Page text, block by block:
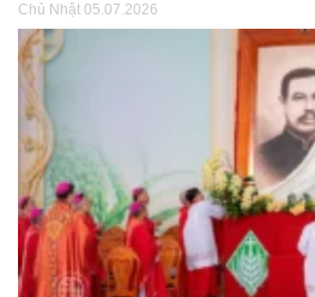
Chủ Nhật 05.07.2026